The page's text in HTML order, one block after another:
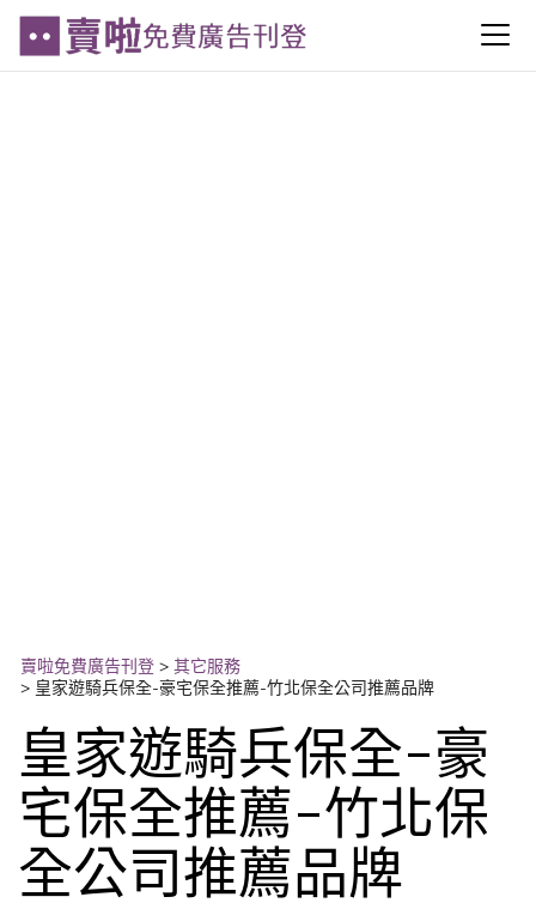
賣啦免費廣告刊登 > 其它服務
> 皇家遊騎兵保全-豪宅保全推薦-竹北保全公司推薦品牌
皇家遊騎兵保全-豪
宅保全推薦-竹北保
全公司推薦品牌